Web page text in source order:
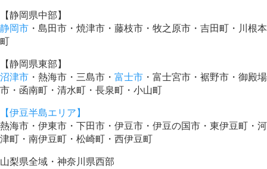
【静岡県中部】
静岡市 ・島田市・焼津市・藤枝市・牧之原市・吉田町・川根本
町
【静岡県東部】
沼津市 ・熱海市・三島市・ 富士市 ・富士宮市・裾野市・御殿場
市・函南町・清水町・長泉町・小山町
【伊豆半島エリア】
熱海市・伊東市・下田市・伊豆市・伊豆の国市・東伊豆町・河
津町・南伊豆町・松崎町・西伊豆町
山梨県全域・神奈川県西部